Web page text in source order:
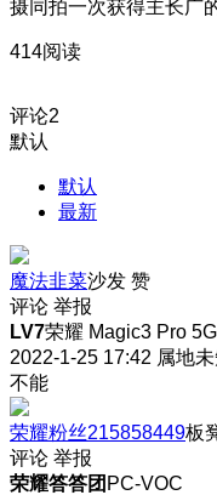
摄同拍一次获得主长广
414阅读
评论2
默认
默认
最新
魔法韭菜沙发 赞
评论 举报
LV7荣耀 Magic3 Pro 5G
2022-1-25 17:42 属地
不能
荣耀粉丝215858449板
评论 举报
荣耀答答团 PC-VOC